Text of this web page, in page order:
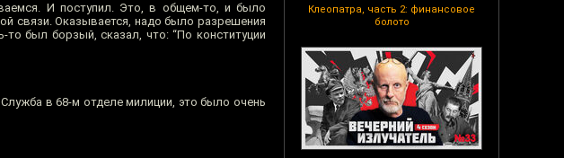
Клеопатра, часть 2: финансовое
болото
И поступил. Это, в общем-то, и было
связи. Оказывается, надо было разрешения
был борзый, сказал, что: “По конституции
в 68-м отделе милиции, это было очень